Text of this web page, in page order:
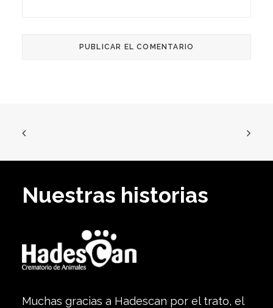
Nuestras historias
Muchas gracias a Hadescan por el trato, el